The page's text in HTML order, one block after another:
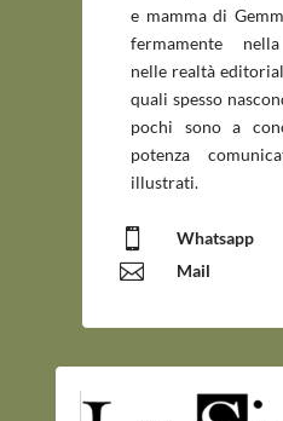
e mamma di
fermamente
nelle realtà
quali spesso
pochi sono a
potenza
illustrati.
 Whatsapp
 Mail